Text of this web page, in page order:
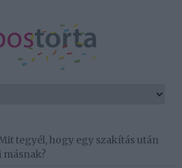
tegyél, hogy egy szakítás után
másnak?